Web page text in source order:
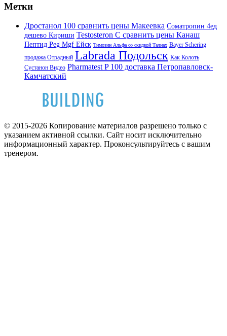
Метки
Дростанол 100 сравнить цены Макеевка Cоматропин 4ед
дешево Кириши Testosteron C сравнить цены Канаш
Пептид Peg Mgf Ейск Tимозин Альфа со скидкой Талнах Bayer Schering
продажа Отрадный Labrada Подольск Как Колоть
Сустанон Видео Pharmatest P 100 доставка Петропавловск-
Камчатский
© 2015-2026 Копирование материалов разрешено только с
указанием активной ссылки. Сайт носит исключительно
информационный характер. Проконсультируйтесь с вашим
тренером.